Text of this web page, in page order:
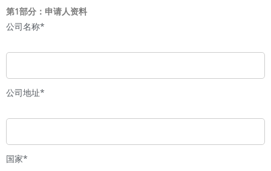
第1部分：申请人资料
公司名称*
公司地址*
国家*